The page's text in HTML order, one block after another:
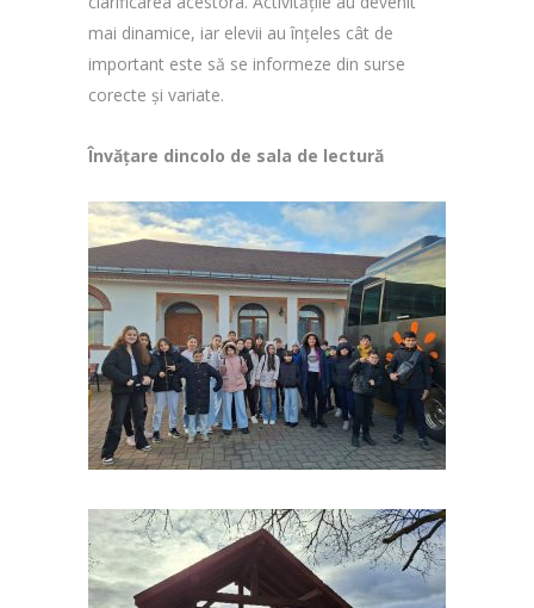
mai dinamice, iar elevii au înțeles cât de
important este să se informeze din surse
corecte și variate.
Învățare dincolo de sala de lectură